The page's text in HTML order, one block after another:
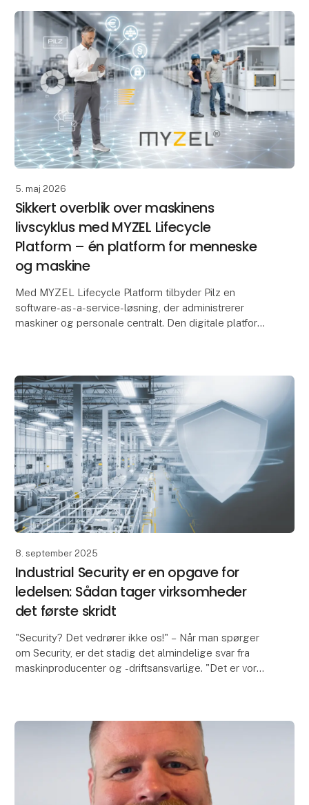
5. maj 2026
Sikkert overblik over maskinens
livscyklus med MYZEL Lifecycle
Platform – én platform for menneske
og maskine
Med MYZEL Lifecycle Platform tilbyder Pilz en
software-as-a-service-løsning, der administrerer
maskiner og personale centralt. Den digitale platform
8. september 2025
Industrial Security er en opgave for
ledelsen: Sådan tager virksomheder
det første skridt
"Security? Det vedrører ikke os!" – Når man spørger
om Security, er det stadig det almindelige svar fra
maskinproducenter og -driftsansvarlige. "Det er vores